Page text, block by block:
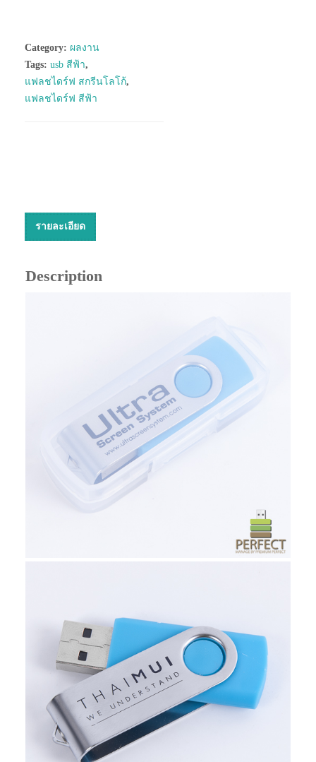
Category: ผลงาน
Tags: usb สีฟ้า,
แฟลชไดร์ฟ สกรีนโลโก้,
แฟลชไดร์ฟ สีฟ้า
รายละเอียด
Description